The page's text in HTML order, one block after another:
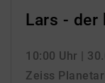
Lars - der
10:00 Uhr |
Zeiss